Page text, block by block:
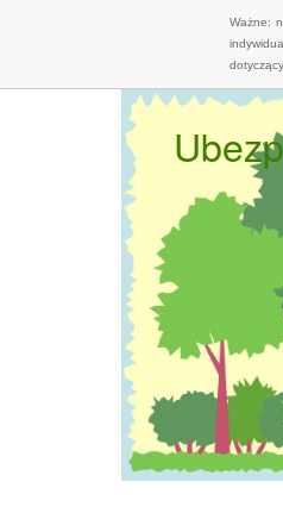
Ważne: